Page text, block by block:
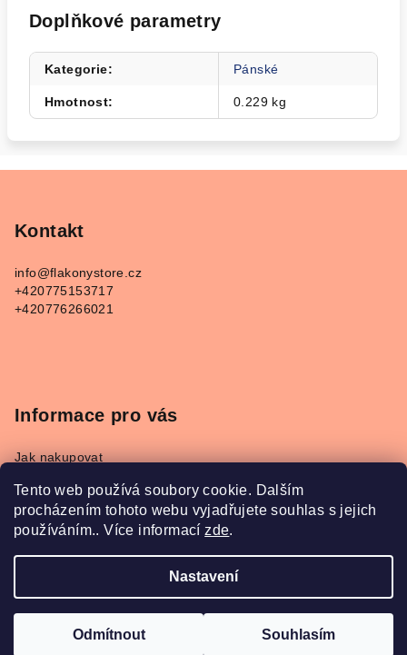
Tento web používá soubory cookie. Dalším
procházením tohoto webu vyjadřujete souhlas s jejich
používáním.. Více informacízde.
Nastavení
Odmítnout Souhlasím
Doplňkové parametry
Kategorie: Pánské
Hmotnost: 0.229 kg
Kontakt
info@flakonystore.cz
+420775153717
+420776266021
Informace pro vás
Jak nakupovat
Podmínky ochrany osobních údajů
Napište nám
vyhrazena.